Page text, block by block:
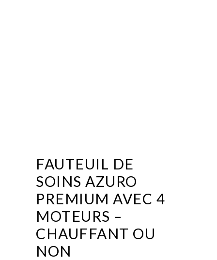
FAUTEUIL DE
SOINS AZURO
PREMIUM AVEC 4
MOTEURS –
CHAUFFANT OU
NON